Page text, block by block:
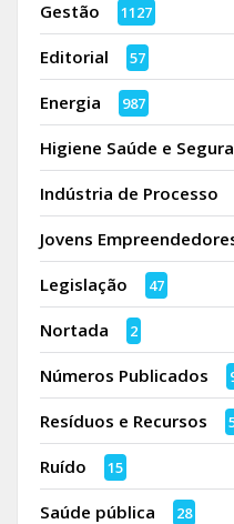
Gestão 1127
Editorial 57
Energia 987
Higiene Saúde e
Indústria de Processo
Jovens
Legislação 47
Nortada 2
Números Publicados
Resíduos e Recursos
Ruído 15
Saúde pública 28